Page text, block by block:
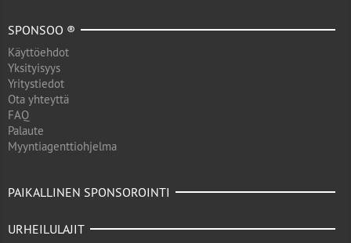
SPONSOO ®
Käyttöehdot
Yksityisyys
Yritystiedot
Ota yhteyttä
FAQ
Palaute
Myyntiagenttiohjelma
PAIKALLINEN SPONSOROINTI
URHEILULAJIT